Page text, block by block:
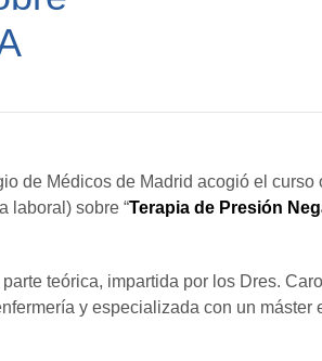
de Médicos de Madrid acogió el curso
laboral) sobre “Terapia de Presión
teórica, impartida por los Dres.
y especializada con un máster